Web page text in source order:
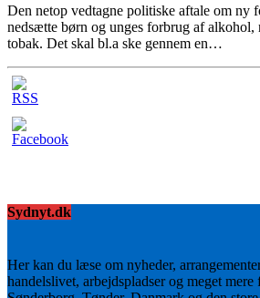
Den netop vedtagne politiske aftale om ny
nedsætte børn og unges forbrug af
tobak. Det skal bl.a ske gennem en…
Sydnyt.dk
Her kan du læse om nyheder,
handelslivet, arbejdspladser og meget mere